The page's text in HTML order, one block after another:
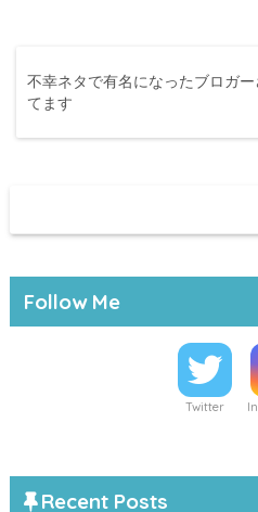
不幸ネタで有名になったブロガー
てます
Follow Me
Twitter
Recent Posts